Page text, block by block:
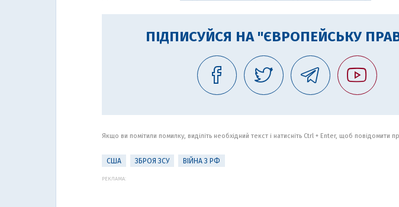
ПІДПИСУЙСЯ НА "ЄВРОПЕЙСЬКУ
Якщо ви помітили помилку, виділіть необхідний текст і натисніть Ctrl + Enter, щоб повідомити
США ЗБРОЯ ЗСУ ВІЙНА З РФ
РЕКЛАМА: